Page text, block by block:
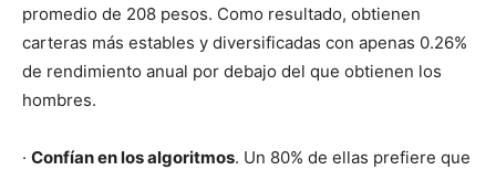
promedio de 208 pesos. Como resultado, obtienen
carteras más estables y diversificadas con apenas 0.26%
de rendimiento anual por debajo del que obtienen los
hombres.
· Confían en los algoritmos. Un 80% de ellas prefiere que